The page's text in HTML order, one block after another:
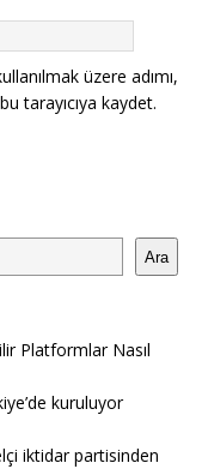
üzere adımı,
tarayıcıya kaydet.
Ara
Platformlar Nasıl
kuruluyor
iktidar partisinden